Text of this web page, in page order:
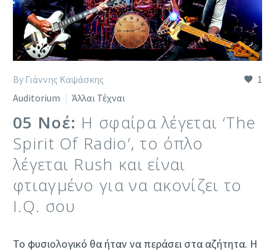
1
By Γιάννης Καψάσκης
Auditorium
Άλλαι Τέχναι
05 Νοέ: Η σφαίρα λέγεται ‘The
Spirit Of Radio’, το όπλο
λέγεται Rush και είναι
φτιαγμένο για να ακονίζει το
I.Q. σου
Το φυσιολογικό θα ήταν να περάσει στα αζήτητα. Η